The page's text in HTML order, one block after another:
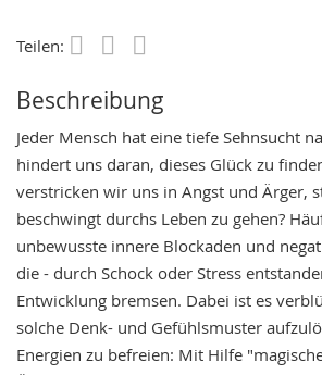
Teilen:
Beschreibung
Jeder Mensch hat eine tiefe Sehnsucht
hindert uns daran, dieses Glück zu
verstricken wir uns in Angst und Ärger,
beschwingt durchs Leben zu gehen?
unbewusste innere Blockaden und
die - durch Schock oder Stress
Entwicklung bremsen. Dabei ist es
solche Denk- und Gefühlsmuster
Energien zu befreien: Mit Hilfe